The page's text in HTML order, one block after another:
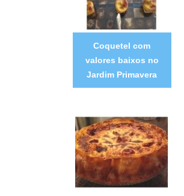
Coquetel com
valores baixos no
Jardim Primavera